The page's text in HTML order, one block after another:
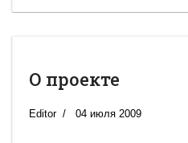
О проекте
Editor 04 июля 2009